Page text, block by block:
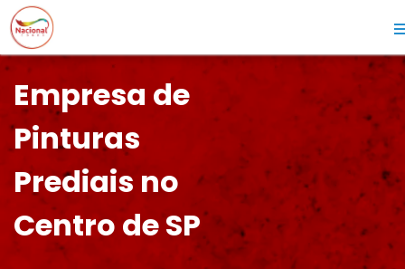
Empresa de
Pinturas
Prediais no
Centro de SP